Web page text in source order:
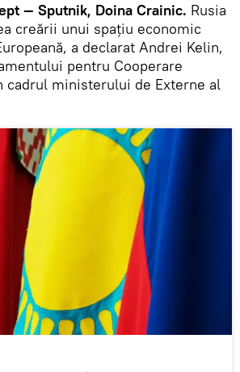
— Sputnik, Doina Crainic. Rusia
creării unui spațiu economic
a declarat Andrei Kelin,
pentru Cooperare
cadrul ministerului de Externe al